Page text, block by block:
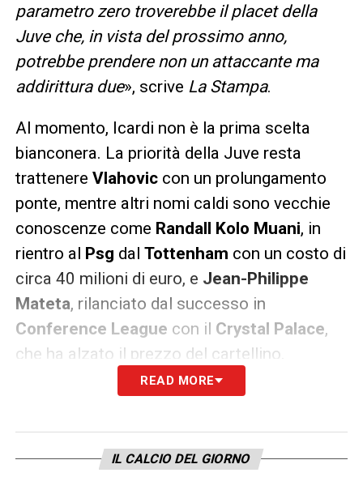
parametro zero troverebbe il placet della
Juve che, in vista del prossimo anno,
potrebbe prendere non un attaccante ma
addirittura due», scrive La Stampa.
Al momento, Icardi non è la prima scelta
bianconera. La priorità della Juve resta
trattenere Vlahoviccon un prolungamento
ponte, mentre altri nomi caldi sono vecchie
conoscenze come Randall Kolo Muani, in
rientro al
Psg dal Tottenham con un costo di
circa 40 milioni di euro, e Jean-Philippe
Mateta, rilanciato dal successo in
Conference League con il Crystal Palace,
che ha alzato il prezzo del cartellino.
Ultime notizie Calciomercato LIVE: tutte le
Qualora i primi obiettivi dovessero sfuggire,
READ MORE
IL CALCIO DEL GIORNO